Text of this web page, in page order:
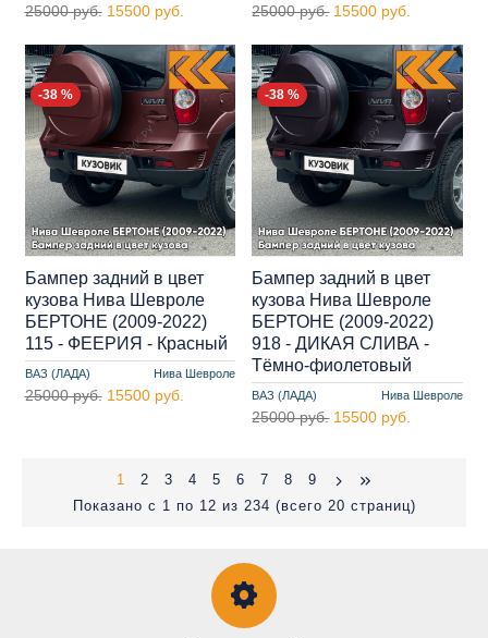
25000 руб. 15500 руб. 25000 руб. 15500 руб.
-38 %
ВАЗ (ЛАДА) Нива Шевроле
Бампер задний в цвет
кузова Нива Шевроле
БЕРТОНЕ (2009-2022)
115 - ФЕЕРИЯ - Красный
25000 руб. 15500 руб.
-38 %
ВАЗ (ЛАДА) Нива Шевроле
Бампер задний в цвет
кузова Нива Шевроле
БЕРТОНЕ (2009-2022)
918 - ДИКАЯ СЛИВА -
Тёмно-фиолетовый
25000 руб. 15500 руб.
1 2 3 4 5 6 7 8
9
Показано с 1 по 12 из 234 (всего 20 страниц)